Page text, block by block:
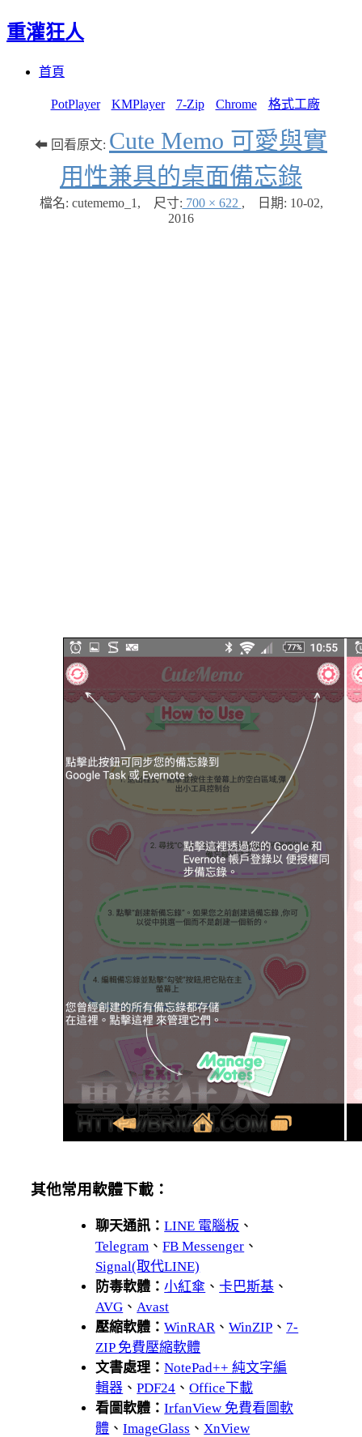
重灌狂人
首頁
PotPlayer KMPlayer 7-Zip Chrome 格式工廠
⬅ 回看原文: Cute Memo 可愛與實
用性兼具的桌面備忘錄
檔名: cutememo_1 , 尺寸: 700 × 622 , 日期: 10-02,
2016
其他常用軟體下載：
聊天通訊：LINE 電腦板 、
Telegram 、FB Messenger 、
Signal(取代LINE)
防毒軟體：小紅傘 、卡巴斯基 、
AVG 、 Avast
壓縮軟體：WinRAR 、WinZIP 、 7-
ZIP 免費壓縮軟體
文書處理：NotePad++ 純文字編
輯器 、PDF24 、Office下載
看圖軟體：IrfanView 免費看圖軟
體 、ImageGlass 、 XnView